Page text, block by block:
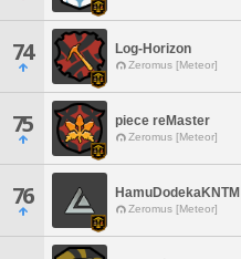
74 Log-Horizon
Zeromus [Meteor]
75 piece reMaster
Zeromus [Meteor]
76 HamuDodekaKNTM
Zeromus [Meteor]